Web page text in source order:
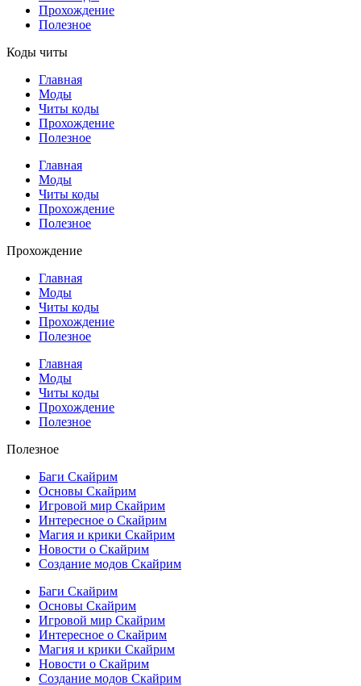
Прохождение
Полезное
Коды читы
Главная
Моды
Читы коды
Прохождение
Полезное
Главная
Моды
Читы коды
Прохождение
Полезное
Прохождение
Главная
Моды
Читы коды
Прохождение
Полезное
Главная
Моды
Читы коды
Прохождение
Полезное
Полезное
Баги Скайрим
Основы Скайрим
Игровой мир Скайрим
Интересное о Скайрим
Магия и крики Скайрим
Новости о Скайрим
Создание модов Скайрим
Баги Скайрим
Основы Скайрим
Игровой мир Скайрим
Интересное о Скайрим
Магия и крики Скайрим
Новости о Скайрим
Создание модов Скайрим